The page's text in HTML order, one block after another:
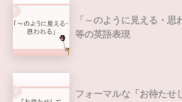
「～のように見える・
等の英語表現
フォーマルな「お待たせ